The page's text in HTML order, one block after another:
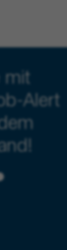
mit
Alert